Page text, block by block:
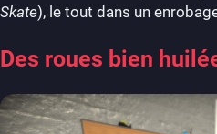
Skate), le tout dans un
Des roues bien